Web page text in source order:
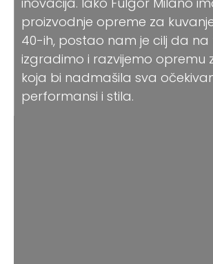
proizvodnje opreme za
40-ih, postao nam je cilj da
izgradimo i razvijemo opremu
koja bi nadmašila sva
performansi i stila.